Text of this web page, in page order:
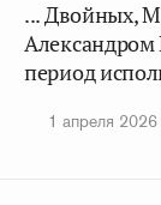
... Двойных,
период
1 апреля 2026